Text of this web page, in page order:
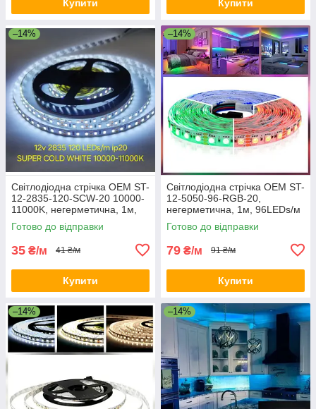
Купити Купити
–14%
Світлодіодна стрічка OEM ST-
12-2835-120-SCW-20 10000-
11000K, негерметична, 1м,
супер холодний білий
Готово до відправки
35 ₴/м 41 ₴/м
Купити
–14%
Світлодіодна стрічка OEM ST-
12-5050-96-RGB-20,
негерметична, 1м, 96LEDs/м
Готово до відправки
79 ₴/м 91 ₴/м
Купити
–14% –14%